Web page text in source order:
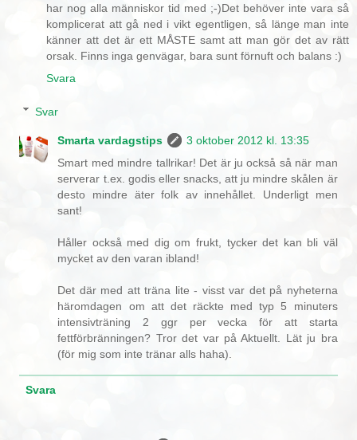
har nog alla människor tid med ;-)Det behöver inte vara så
komplicerat att gå ned i vikt egentligen, så länge man inte
känner att det är ett MÅSTE samt att man gör det av rätt
orsak. Finns inga genvägar, bara sunt förnuft och balans :)
Svara
Svar
Smarta vardagstips
3 oktober 2012 kl. 13:35
Smart med mindre tallrikar! Det är ju också så när man
serverar t.ex. godis eller snacks, att ju mindre skålen är
desto mindre äter folk av innehållet. Underligt men
sant!
Håller också med dig om frukt, tycker det kan bli väl
mycket av den varan ibland!
Det där med att träna lite - visst var det på nyheterna
häromdagen om att det räckte med typ 5 minuters
intensivträning 2 ggr per vecka för att starta
fettförbränningen? Tror det var på Aktuellt. Lät ju bra
(för mig som inte tränar alls haha).
Svara